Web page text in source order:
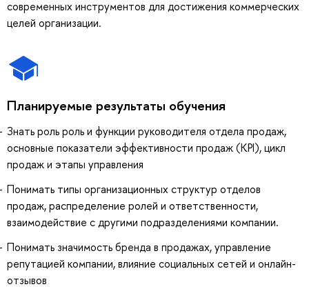
современных инструментов для достижения коммерческих
целей организации.
Планируемые результаты обучения
Знать роль роль и функции руководителя отдела продаж,
основные показатели эффективности продаж (KPI), цикл
продаж и этапы управления
Понимать типы организационных структур отделов
продаж, распределение ролей и ответственности,
взаимодействие с другими подразделениями компании.
Понимать значимость бренда в продажах, управление
репутацией компании, влияние социальных сетей и онлайн-
отзывов